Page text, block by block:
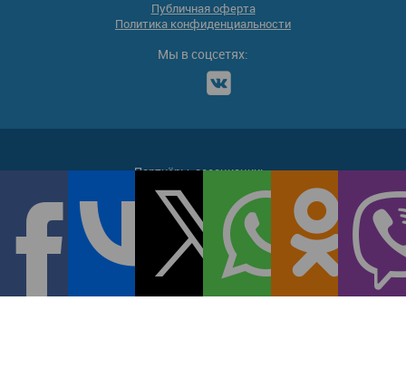
Публичная оферта
Политика конфиденциальности
Мы в соцсетях:
Партнёры-ассоциации: